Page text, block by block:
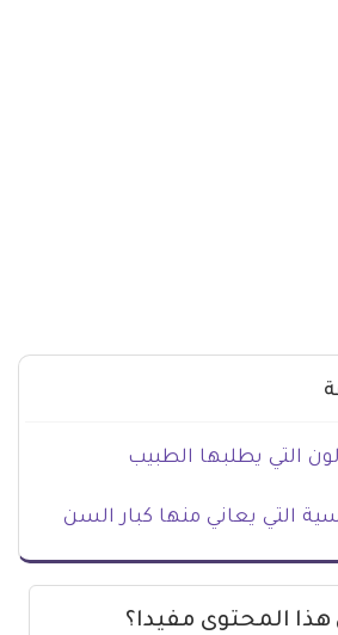
التي يطلبها الطبيب
التي يعاني منها كبار السن
المحتوى مفيدا؟